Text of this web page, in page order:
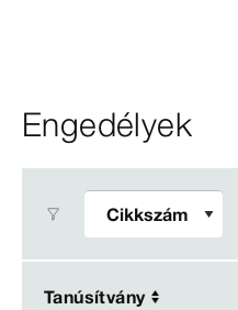
Engedélyek
Tanúsítvány
Tanúsítvány